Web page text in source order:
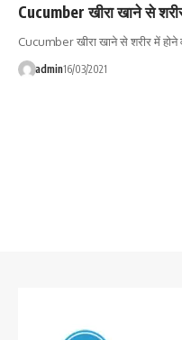
Cucumber खीरा खाने से
Cucumber खीरा खाने से शरीर में होने
admin16/03/2021